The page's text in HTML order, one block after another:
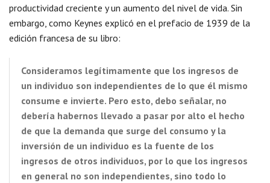
productividad creciente y un aumento del nivel de vida. Sin
embargo, como Keynes explicó en el prefacio de 1939 de la
edición francesa de su libro:
Consideramos legítimamente que los ingresos de
un individuo son independientes de lo que él mismo
consume e invierte. Pero esto, debo señalar, no
debería habernos llevado a pasar por alto el hecho
de que la demanda que surge del consumo y la
inversión de un individuo es la fuente de los
ingresos de otros individuos, por lo que los ingresos
en general no son independientes, sino todo lo